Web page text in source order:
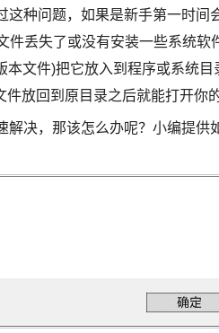
种问题，如果是新手第一时间
丢失了或没有安装一些系统软
文件)把它放入到程序或系统
放回到原目录之后就能打开你
决，那该怎么办呢？小编提供